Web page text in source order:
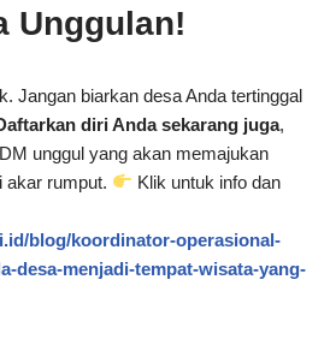
Unggulan!
Jangan biarkan desa Anda tertinggal
diri Anda sekarang juga,
unggul yang akan memajukan
akar rumput.
Klik untuk info dan
blog/koordinator-operasional-
desa-menjadi-tempat-wisata-yang-